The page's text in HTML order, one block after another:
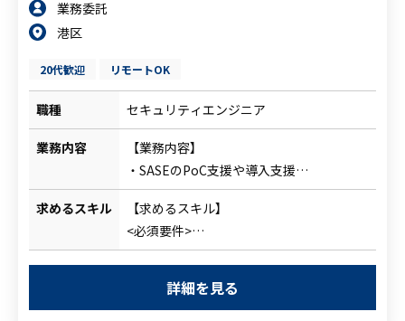
業務委託
港区
20代歓迎 リモートOK
職種 セキュリティエンジニア
業務内容
【業務内容】
・SASEのPoC支援や導入支援
・SASEの運用支援
・ASMのプリセールス・プロジェクト支援
・MS関連ソリューション
（Sentinel/M365とか）
求めるスキル
【求めるスキル】
<必須要件>
・サーバ/ネットワークインフラに関わる
<尚可要件>詳細を見る